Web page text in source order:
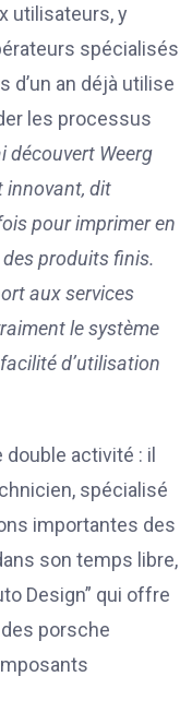
utilisateurs, y
spécialisés
d’un an déjà utilise
les processus
découvert Weerg
innovant, dit
pour imprimer en
produits finis.
aux services
le système
d’utilisation
double activité : il
spécialisé
importantes des
son temps libre,
Design” qui offre
porsche